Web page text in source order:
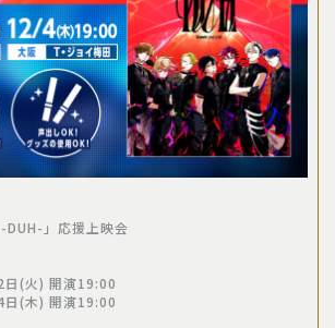
DUH-」応援上映会
(火) 開演19:00
(木) 開演19:00